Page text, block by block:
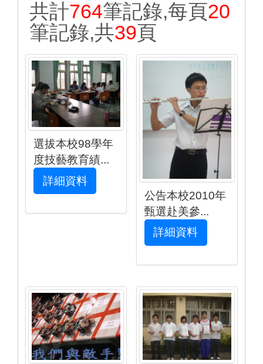
共計764筆記錄,每頁20
筆記錄,共39頁
選拔本校98學年
度技藝教育績...
詳細資料
公告本校2010年
甄選赴美參...
詳細資料